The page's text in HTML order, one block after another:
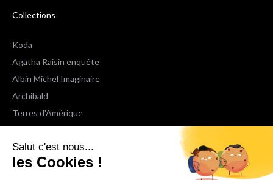
Salut c'est nous...
les Cookies !
Collections
Koda
Agatha Raisin enquête
Albin Michel Imaginaire
Archibald
Terres d'Amérique
Espaces Libres Poche
NOX
Wiz